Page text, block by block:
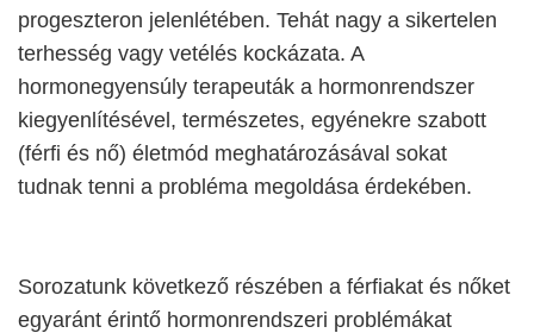
progeszteron jelenlétében. Tehát nagy a sikertelen
terhesség vagy vetélés kockázata. A
hormonegyensúly terapeuták a hormonrendszer
kiegyenlítésével, természetes, egyénekre szabott
(férfi és nő) életmód meghatározásával sokat
tudnak tenni a probléma megoldása érdekében.
Sorozatunk következő részében a férfiakat és nőket
egyaránt érintő hormonrendszeri problémákat